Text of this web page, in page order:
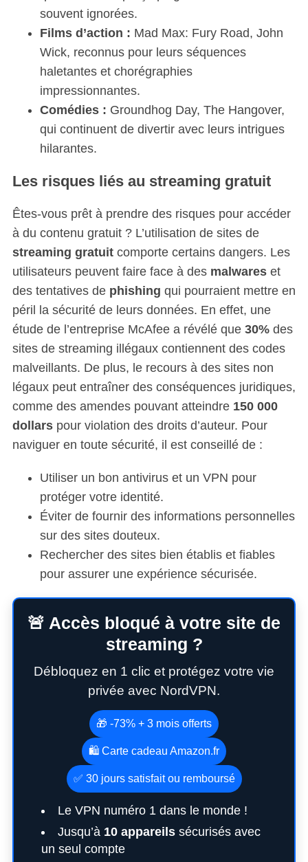
souvent ignorées.
Films d’action : Mad Max: Fury Road, John
Wick, reconnus pour leurs séquences
haletantes et chorégraphies
impressionnantes.
Comédies : Groundhog Day, The Hangover,
qui continuent de divertir avec leurs intrigues
hilarantes.
Les risques liés au streaming gratuit
Êtes-vous prêt à prendre des risques pour accéder
à du contenu gratuit ? L’utilisation de sites de
streaming gratuitcomporte certains dangers. Les
utilisateurs peuvent faire face à des malwareset
des tentatives de phishing qui pourraient mettre en
péril la sécurité de leurs données. En effet, une
étude de l’entreprise McAfee a révélé que 30%des
sites de streaming illégaux contiennent des codes
malveillants. De plus, le recours à des sites non
légaux peut entraîner des conséquences juridiques,
comme des amendes pouvant atteindre 150 000
dollarspour violation des droits d’auteur. Pour
naviguer en toute sécurité, il est conseillé de :
Utiliser un bon antivirus et un VPN pour
protéger votre identité.
Éviter de fournir des informations personnelles
sur des sites douteux.
Rechercher des sites bien établis et fiables
pour assurer une expérience sécurisée.
🚨 Accès bloqué à votre site de
streaming ?
Débloquez en 1 clic et protégez votre vie
privée avec NordVPN.
🎁 -73% + 3 mois offerts
🛍️ Carte cadeau Amazon.fr
✅ 30 jours satisfait ou remboursé
Le VPN numéro 1 dans le monde !
Jusqu’à 10 appareilssécurisés avec
un seul compte
S
e
a
r
f